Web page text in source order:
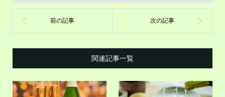
関連記事一覧